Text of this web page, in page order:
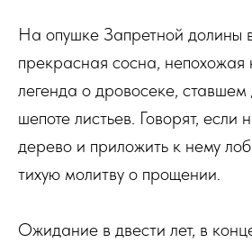
На опушке Запретной долины
прекрасная сосна, непохожая
легенда о дровосеке,
шепоте листьев. Говорят, если
дерево и приложить к нему
тихую молитву о прощении.
Ожидание в двести лет, в